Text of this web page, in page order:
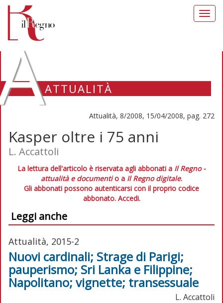
ATTUALITÀ
Attualità, 8/2008, 15/04/2008, pag. 272
Kasper oltre i 75 anni
L. Accattoli
La lettura dell'articolo è riservata agli abbonati a Il Regno -
attualità e documentio a Il Regno digitale.
Gli abbonati possono autenticarsi con il proprio codice
abbonato. Accedi.
Leggi anche
Attualità, 2015-2
Nuovi cardinali; Strage di Parigi;
pauperismo; Sri Lanka e Filippine;
Napolitano; vignette; transessuale
L. Accattoli